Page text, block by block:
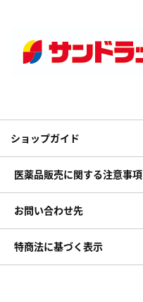
ショップガイド
医薬品販売に関する注意事項
お問い合わせ先
特商法に基づく表示